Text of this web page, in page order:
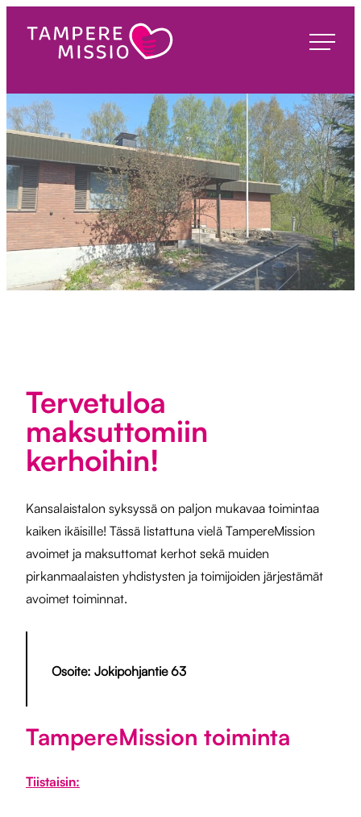
suoraan
sisältöön
TampereMissio
Tervetuloa
maksuttomiin
kerhoihin!
Kansalaistalon syksyssä on paljon mukavaa toimintaa
kaiken ikäisille! Tässä listattuna vielä TampereMission
avoimet ja maksuttomat kerhot sekä muiden
pirkanmaalaisten yhdistysten ja toimijoiden järjestämät
avoimet toiminnat.
Osoite: Jokipohjantie 63
TampereMission toiminta
Tiistaisin: